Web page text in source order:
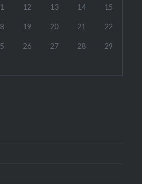
12 13 14 15
19 20 21 22
26 27 28 29